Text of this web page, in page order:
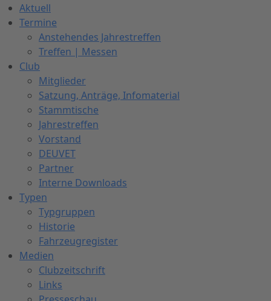
Aktuell
Termine
Anstehendes Jahrestreffen
Treffen | Messen
Club
Mitglieder
Satzung, Anträge, Infomaterial
Stammtische
Jahrestreffen
Vorstand
DEUVET
Partner
Interne Downloads
Typen
Typgruppen
Historie
Fahrzeugregister
Medien
Clubzeitschrift
Links